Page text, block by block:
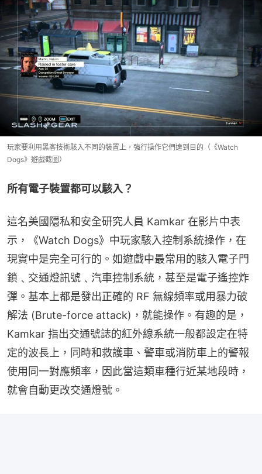
玩家要利用黑客技術駭入不同的裝置上，強行操作它們達到目的（《Watch
Dogs》遊戲截圖）
所有電子裝置都可以駭入？
這名美國隱私和安全研究人員 Kamkar 在影片中表
示，《Watch Dogs》中玩家駭入控制系統操作，在
現實中是完全可行的。如遊戲中最常用的駭入電子門
鎖﹑交通燈訊號﹑汽車控制系統，甚至是電子遙控炸
彈。基本上都是發出正確的 RF 無線頻率或用暴力破
解法 (Brute-force attack)，就能操作。有趣的是，
Kamkar 指出交通號誌的紅外線系統一般都設定在特
定的波長上，同時和救護車、警車或消防車上的警報
使用同一對應頻率，因此當這類車種行近某地段時，
就會自動更改交通燈號。